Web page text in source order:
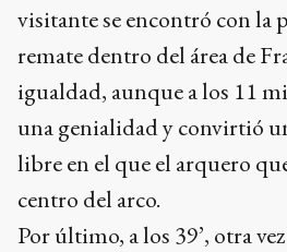
visitante se encontró con la
remate dentro del área de
igualdad, aunque a los 11
una genialidad y convirtió
libre en el que el arquero
centro del arco.
Por último, a los 39’, otra